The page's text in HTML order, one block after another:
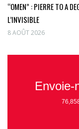
“OMEN” : PIERRE TO A
L’INVISIBLE
8 AOÛT 2026